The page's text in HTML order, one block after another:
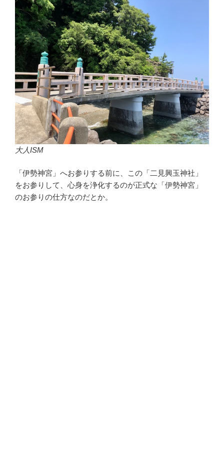
大人ISM
「伊勢神宮」へお参りする前に、この「二見興玉神社」
をお参りして、心身を浄化するのが正式な「伊勢神宮」
のお参りの仕方なのだとか。